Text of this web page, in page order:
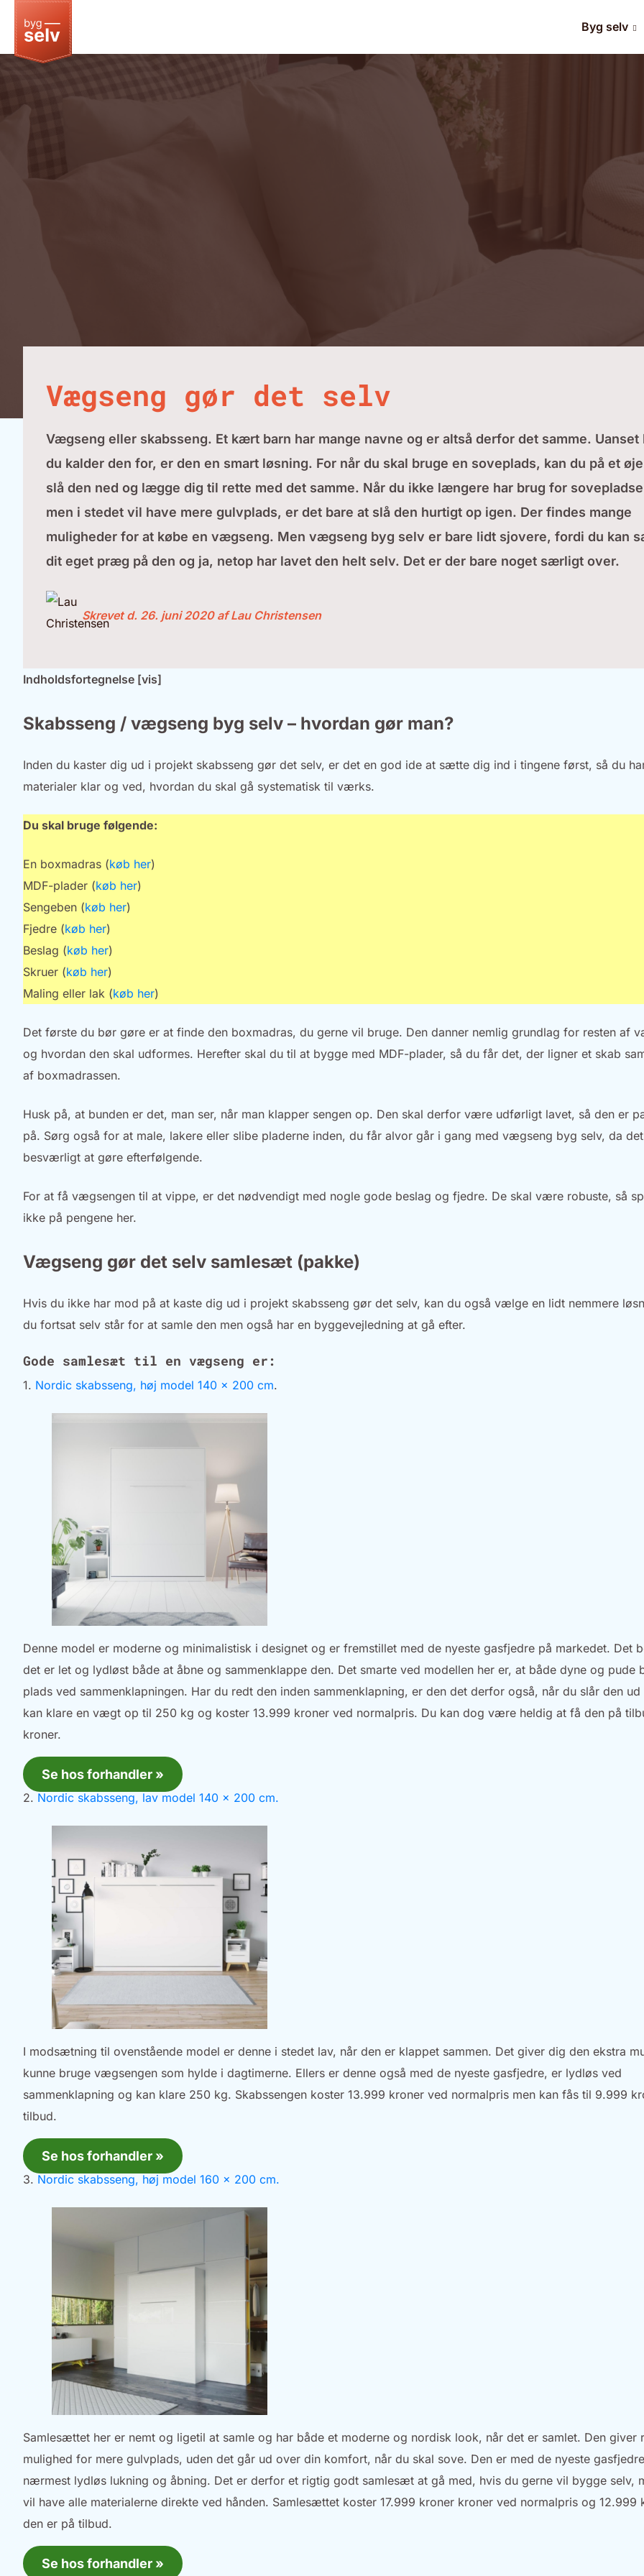
Byg selv
Vægseng gør det selv
Vægseng eller skabsseng. Et kært barn har mange navne og er altså derfor det samme. Uanset
du kalder den for, er den en smart løsning. For når du skal bruge en soveplads, kan du på et
slå den ned og lægge dig til rette med det samme. Når du ikke længere har brug for
men i stedet vil have mere gulvplads, er det bare at slå den hurtigt op igen. Der findes mange
muligheder for at købe en vægseng. Men vægseng byg selv er bare lidt sjovere, fordi du kan
dit eget præg på den og ja, netop har lavet den helt selv. Det er der bare noget særligt over.
Skrevet d. 26. juni 2020 af Lau Christensen
Indholdsfortegnelse [vis]
Skabsseng / vægseng byg selv – hvordan gør man?
Inden du kaster dig ud i projekt skabsseng gør det selv, er det en god ide at sætte dig ind i tingene først, så du
materialer klar og ved, hvordan du skal gå systematisk til værks.
Du skal bruge følgende:
En boxmadras (køb her)
MDF-plader (køb her)
Sengeben (køb her)
Fjedre (køb her)
Beslag (køb her)
Skruer (køb her)
Maling eller lak (køb her)
Det første du bør gøre er at finde den boxmadras, du gerne vil bruge. Den danner nemlig grundlag for resten af
og hvordan den skal udformes. Herefter skal du til at bygge med MDF-plader, så du får det, der ligner et skab
af boxmadrassen.
Husk på, at bunden er det, man ser, når man klapper sengen op. Den skal derfor være udførligt lavet, så den er
på. Sørg også for at male, lakere eller slibe pladerne inden, du får alvor går i gang med vægseng byg selv, da
besværligt at gøre efterfølgende.
For at få vægsengen til at vippe, er det nødvendigt med nogle gode beslag og fjedre. De skal være robuste, så
ikke på pengene her.
Vægseng gør det selv samlesæt (pakke)
Hvis du ikke har mod på at kaste dig ud i projekt skabsseng gør det selv, kan du også vælge en lidt nemmere
du fortsat selv står for at samle den men også har en byggevejledning at gå efter.
Gode samlesæt til en vægseng er:
1. Nordic skabsseng, høj model 140 x 200 cm.
Denne model er moderne og minimalistisk i designet og er fremstillet med de nyeste gasfjedre på markedet. Det
det er let og lydløst både at åbne og sammenklappe den. Det smarte ved modellen her er, at både dyne og pude
plads ved sammenklapningen. Har du redt den inden sammenklapning, er den det derfor også, når du slår den ud
kan klare en vægt op til 250 kg og koster 13.999 kroner ved normalpris. Du kan dog være heldig at få den på
kroner.
Se hos forhandler »
2. Nordic skabsseng, lav model 140 x 200 cm.
I modsætning til ovenstående model er denne i stedet lav, når den er klappet sammen. Det giver dig den ekstra
kunne bruge vægsengen som hylde i dagtimerne. Ellers er denne også med de nyeste gasfjedre, er lydløs ved
sammenklapning og kan klare 250 kg. Skabssengen koster 13.999 kroner ved normalpris men kan fås til 9.999
tilbud.
Se hos forhandler »
3. Nordic skabsseng, høj model 160 x 200 cm.
Samlesættet her er nemt og ligetil at samle og har både et moderne og nordisk look, når det er samlet. Den giver
mulighed for mere gulvplads, uden det går ud over din komfort, når du skal sove. Den er med de nyeste
nærmest lydløs lukning og åbning. Det er derfor et rigtig godt samlesæt at gå med, hvis du gerne vil bygge selv,
vil have alle materialerne direkte ved hånden. Samlesættet koster 17.999 kroner kroner ved normalpris og 12.999
den er på tilbud.
Se hos forhandler »